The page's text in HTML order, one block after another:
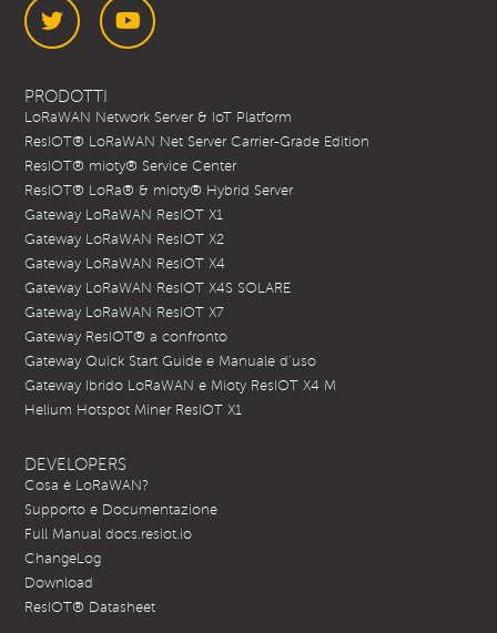
PRODOTTI
LoRaWAN Network Server & IoT Platform
ResIOT® LoRaWAN Net Server Carrier-Grade Edition
ResIOT® mioty® Service Center
ResIOT® LoRa® & mioty® Hybrid Server
Gateway LoRaWAN ResIOT X1
Gateway LoRaWAN ResIOT X2
Gateway LoRaWAN ResIOT X4
Gateway LoRaWAN ResIOT X4S SOLARE
Gateway LoRaWAN ResIOT X7
Gateway ResIOT® a confronto
Gateway Quick Start Guide e Manuale d’uso
Gateway Ibrido LoRaWAN e Mioty ResIOT X4 M
Helium Hotspot Miner ResIOT X1
DEVELOPERS
Cosa è LoRaWAN?
Supporto e Documentazione
Full Manual docs.resiot.io
ChangeLog
Download
ResIOT® Datasheet